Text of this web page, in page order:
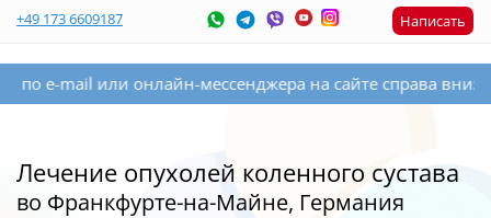
+49 173 6609187 Написать
или онлайн-мессенджера на сайте справа внизу.
Лечение опухолей коленного сустава
во Франкфурте-на-Майне, Германия